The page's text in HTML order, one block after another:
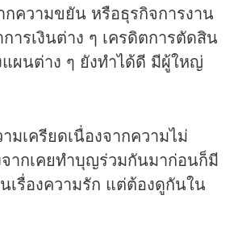
กความขยัน หรือธุรกิจการงาน
ารเงินต่าง ๆ เครดิตการตัดสิน
แผนต่าง ๆ ยังทำได้ดี มีผู้ใหญ่
มเครียดเนื่องจากความไม่
ากเคยทำบุญร่วมกันมาก่อนก็มี
เรื่องความรัก แต่ต้องดูกันใน